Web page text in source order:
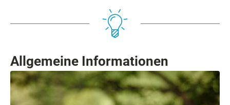
Allgemeine Informationen